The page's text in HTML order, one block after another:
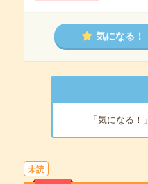
気になる！
「気になる
未読